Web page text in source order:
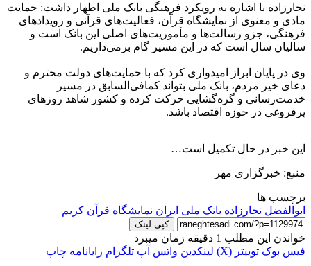
نجارزاده با اشاره به رویکرد فرهنگی بانک ملی اظهار داشت: حمایت
مادی و معنوی از نمایشگاه قرآن، فعالیت‌های قرآنی و رویدادهای
فرهنگی، جزو رسالت‌ها و مأموریت‌های اصلی این بانک است و
سالیان سال است که در این مسیر گام برمی‌داریم.
وی در پایان ابراز امیدواری کرد که با حمایت‌های دولت محترم و
دعای خیر مردم، بانک ملی بتواند کمافی‌السابق در مسیر
خدمت‌رسانی و گره‌گشایی حرکت کرده و کشور شاهد روزهای
پرفروغی در حوزه اقتصاد باشد.
این خبر در حال تکمیل است…
منبع: خبرگزاری مهر
برچسب ها
ابوالفضل نجارزاده بانک ملی ایران نمایشگاه قرآن کریم
کپی لینک
خواندن این مطلب 1 دقیقه زمان میبرد
فیس بوک توییتر (X) لینکدین واتس آپ تلگرام رایانامه چاپ